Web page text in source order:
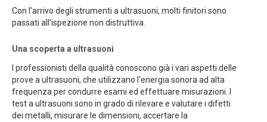
Con l'arrivo degli strumenti a ultrasuoni, molti finitori sono
passati all'ispezione non distruttiva.
Una scoperta a ultrasuoni
I professionisti della qualità conoscono già i vari aspetti delle
prove a ultrasuoni, che utilizzano l'energia sonora ad alta
frequenza per condurre esami ed effettuare misurazioni. I
test a ultrasuoni sono in grado di rilevare e valutare i difetti
dei metalli, misurare le dimensioni, accertare la